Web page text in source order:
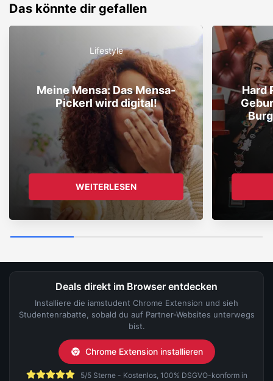
Das könnte dir gefallen
Lifestyle
Meine Mensa: Das Mensa-
Pickerl wird digital!
WEITERLESEN
Hard
Deals direkt im Browser entdecken
Installiere die iamstudent Chrome Extension und sieh
Studentenrabatte, sobald du auf Partner-Websites unterwegs
bist.
Chrome Extension installieren
5/5 Sterne - Kostenlos, 100% DSGVO-konform in